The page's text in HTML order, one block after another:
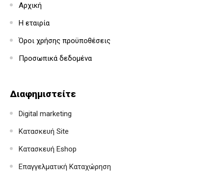
Αρχική
Η εταιρία
Όροι χρήσης προϋποθέσεις
Προσωπικά δεδομένα
Διαφημιστείτε
Digital marketing
Κατασκευή Site
Κατασκευή Eshop
Επαγγελματική Καταχώρηση